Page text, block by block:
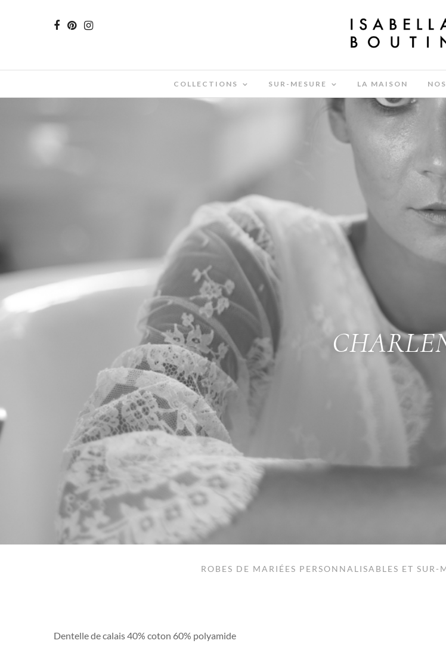
COLLECTIONS SUR-MESURE LA MAISON
ROBES DE MARIÉES PERSONNALISABLES ET
Dentelle de calais 40% coton 60% polyamide